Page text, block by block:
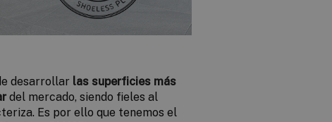
desarrollar las superficies más
del mercado, siendo fieles al
Es por ello que tenemos el